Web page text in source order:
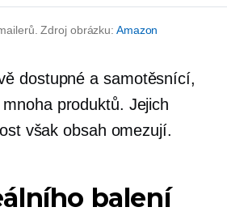
Zdroj obrázku: Amazon
dostupné a samotěsnící,
produktů. Jejich
však obsah omezují.
balení